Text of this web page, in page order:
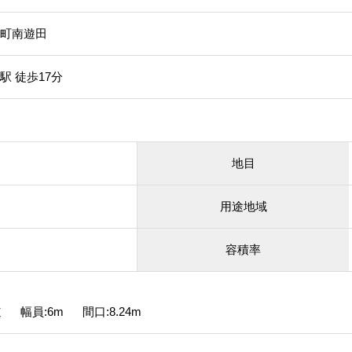
南遊田
徒歩17分
地目
用途地域
容積率
幅員:6m 間口:8.24m